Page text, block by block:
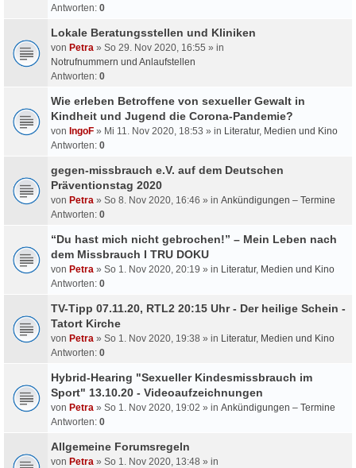
Antworten: 0
Lokale Beratungsstellen und Kliniken
von Petra » So 29. Nov 2020, 16:55 » in
Notrufnummern und Anlaufstellen
Antworten: 0
Wie erleben Betroffene von sexueller Gewalt in
Kindheit und Jugend die Corona-Pandemie?
von IngoF » Mi 11. Nov 2020, 18:53 » in Literatur, Medien und Kino
Antworten: 0
gegen-missbrauch e.V. auf dem Deutschen
Präventionstag 2020
von Petra » So 8. Nov 2020, 16:46 » in Ankündigungen – Termine
Antworten: 0
“Du hast mich nicht gebrochen!” – Mein Leben nach
dem Missbrauch I TRU DOKU
von Petra » So 1. Nov 2020, 20:19 » in Literatur, Medien und Kino
Antworten: 0
TV-Tipp 07.11.20, RTL2 20:15 Uhr - Der heilige Schein -
Tatort Kirche
von Petra » So 1. Nov 2020, 19:38 » in Literatur, Medien und Kino
Antworten: 0
Hybrid-Hearing "Sexueller Kindesmissbrauch im
Sport" 13.10.20 - Videoaufzeichnungen
von Petra » So 1. Nov 2020, 19:02 » in Ankündigungen – Termine
Antworten: 0
Allgemeine Forumsregeln
von Petra » So 1. Nov 2020, 13:48 » in